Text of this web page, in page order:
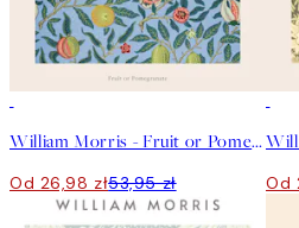
William Morris - Fruit or Pomegranate Plakat
Od 26,98 zł53,95 zł Od